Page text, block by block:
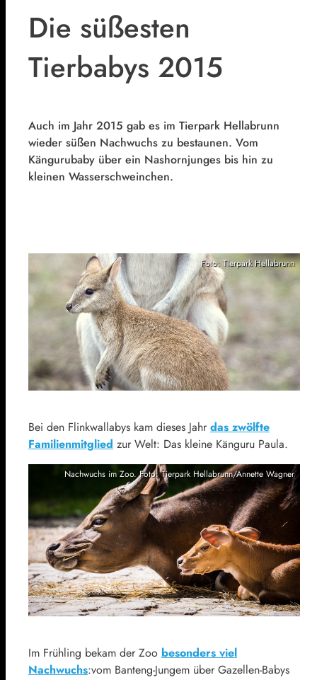
Die süßesten
Tierbabys 2015
Auch im Jahr 2015 gab es im Tierpark Hellabrunn
wieder süßen Nachwuchs zu bestaunen. Vom
Kängurubaby über ein Nashornjunges bis hin zu
kleinen Wasserschweinchen.
Foto: TIerpark Hellabrunn
Bei den Flinkwallabys kam dieses Jahr das zwölfte
Familienmitglied zur Welt: Das kleine Känguru Paula.
Nachwuchs im Zoo. Foto: Tierpark Hellabrunn/Annette Wagner
Im Frühling bekam der Zoo besonders viel
Nachwuchs:vom Banteng-Jungem über Gazellen-Babys